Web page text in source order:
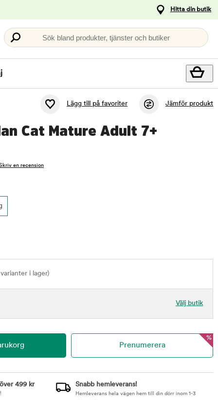
Hitta din butik
Sök bland produkter, tjänster och butiker
Lägg till på favoriter Jämför produkt
Cat Mature Adult 7+
en recension
i lager)
Välj butik
%
499 kr Snabb hemleverans!
Hemleverans hela vägen hem till din dörr inom 1-3